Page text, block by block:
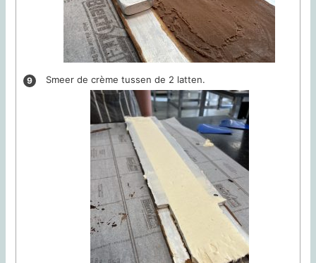
Smeer de crème tussen de 2 latten.